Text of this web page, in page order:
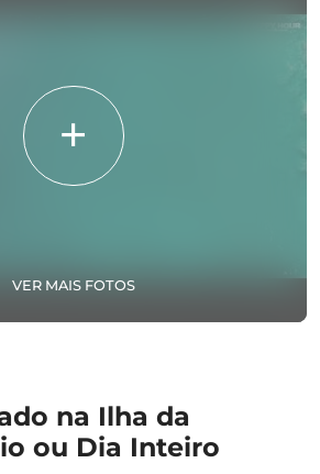
VER MAIS FOTOS
na Ilha da
ou Dia Inteiro